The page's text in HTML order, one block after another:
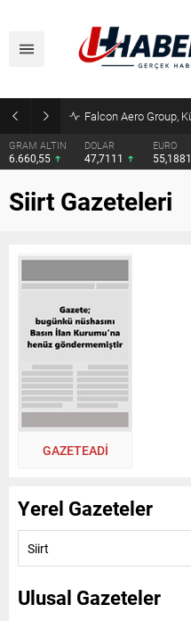
GRAM ALTIN
6.660,55
DOLAR
47,7111
EURO
55,1881
Siirt Gazeteleri
GAZETEADI
Yerel Gazeteler
Siirt
Ulusal Gazeteler